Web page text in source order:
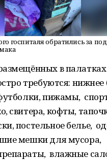
госпиталя обратились за
в палатках
требуются: нижнее
пижамы,
свитера, кофты,
постельное белье,
мешки для мусора,
влажные